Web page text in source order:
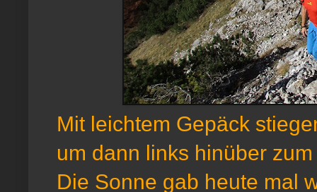
Mit leichtem Gepäck
um dann links hinüber
Die Sonne gab heute mal